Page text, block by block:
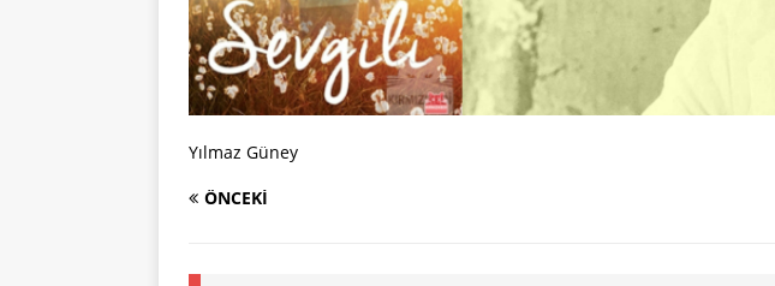
Yılmaz Güney
ÖNCEKI